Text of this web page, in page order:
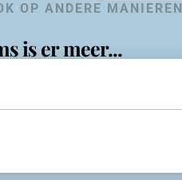
OP ANDERE MANIEREN
is er meer...